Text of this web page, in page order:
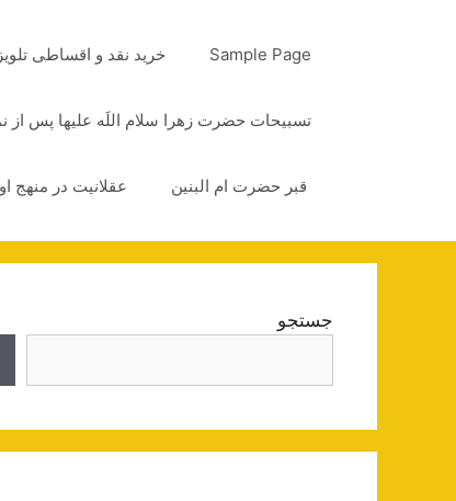
Sample Page خرید نقد و اقساطی
تسبیحات حضرت زهرا سلام اللَه علیها پس از
قبر حضرت ام البنین عقلانیت در منهج
جستجو